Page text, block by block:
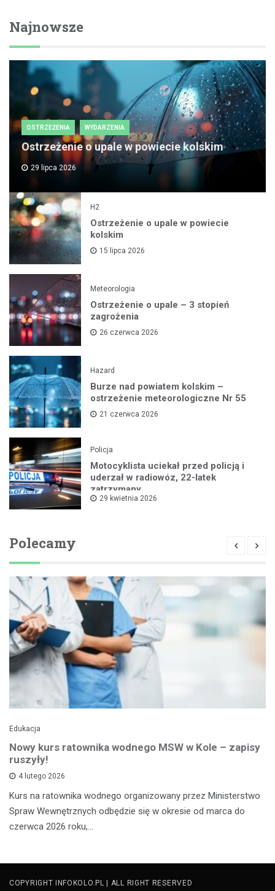
Najnowsze
OSTRZEŻENIA WYDARZENIA
Ostrzeżenie o upale w powiecie kolskim
29 lipca 2026
H2
Ostrzeżenie o upale w powiecie
kolskim
15 lipca 2026
Meteorologia
Ostrzeżenie o upale – 3 stopień
zagrożenia
26 czerwca 2026
Hazard
Burze nad powiatem kolskim –
ostrzeżenie meteorologiczne Nr 55
21 czerwca 2026
Policja
Motocyklista uciekał przed policją i
uderzał w radiowóz, 22-latek
zatrzymany
29 kwietnia 2026
Polecamy
Edukacja
Nowy kurs ratownika wodnego MSW w Kole – zapisy
ruszyły!
4 lutego 2026
Kurs na ratownika wodnego organizowany przez Ministerstwo
Spraw Wewnętrznych odbędzie się w okresie od marca do
czerwca 2026 roku,…
COPYRIGHT INFOKOLO.PL | ALL RIGHT RESERVED